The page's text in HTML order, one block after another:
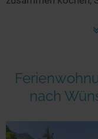
Glamping
Seen in Europa
Niederlande
Norwegen
nach